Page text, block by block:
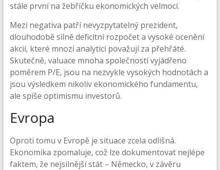
stále první na žebříčku ekonomických velmocí.
Mezi negativa patří nevyzpytatelný prezident,
dlouhodobě silně deficitní rozpočet a vysoké ocenění
akcií, které mnozí analytici považují za přehřáté.
Skutečně, valuace mnoha společností vyjádřeno
poměrem P/E, jsou na nezvykle vysokých hodnotách a
jsou výsledkem nikoliv ekonomického fundamentu,
ale spíše optimismu investorů.
Evropa
Oproti tomu v Evropě je situace zcela odlišná.
Ekonomika zpomaluje, což lze dokumentovat nejlépe
faktem, že nejsilnější stát – Německo, v závěru